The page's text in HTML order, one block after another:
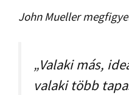
John Mueller
„Valaki más,
valaki több